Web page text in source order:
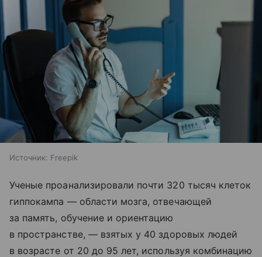
Источник: Freepik
Ученые проанализировали почти 320 тысяч клеток
гиппокампа — области мозга, отвечающей
за память, обучение и ориентацию
в пространстве, — взятых у 40 здоровых людей
в возрасте от 20 до 95 лет, используя комбинацию